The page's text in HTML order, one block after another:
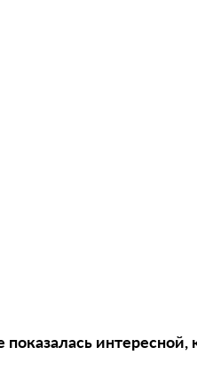
показалась